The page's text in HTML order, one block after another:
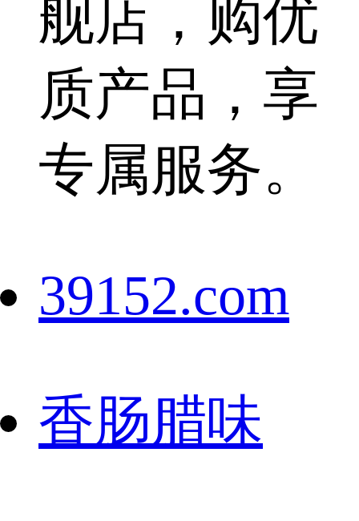
舰店，购优
质产品，享
专属服务。
39152.com
香肠腊味